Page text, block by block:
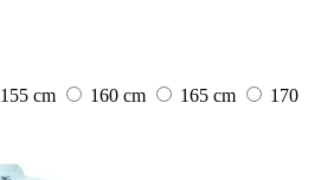
155 cm 160 cm 165 cm
170